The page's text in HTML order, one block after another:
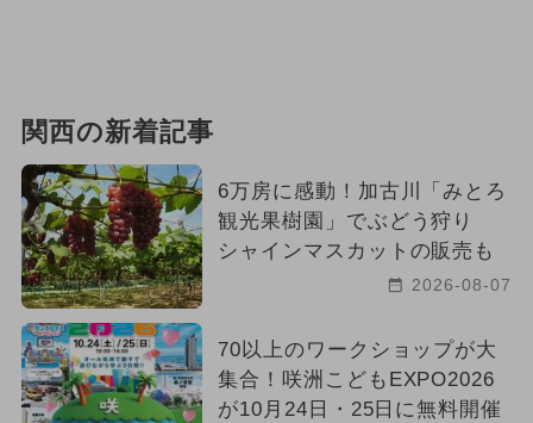
関西の新着記事
6万房に感動！加古川「みとろ
観光果樹園」でぶどう狩り
シャインマスカットの販売も
2026-08-07
70以上のワークショップが大
集合！咲洲こどもEXPO2026
が10月24日・25日に無料開催